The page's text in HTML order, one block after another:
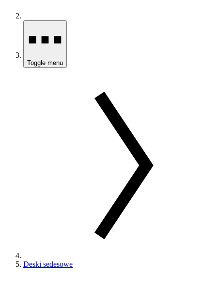
Toggle menu
Deski sedesowe